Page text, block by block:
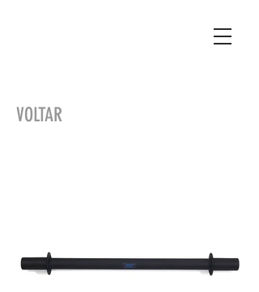
VOLTAR